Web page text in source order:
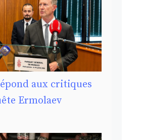
aux critiques
Ermolaev